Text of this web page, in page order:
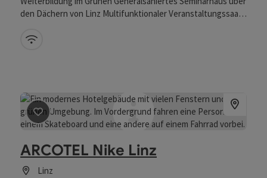
den Dächern von Linz Multifunktionaler Veranstaltungssaal
regionale Produkte
W-Lan (kostenlos)
Beitrag merken: ARCOTEL Nike Linz
ARCOTEL Nike Linz
Linz